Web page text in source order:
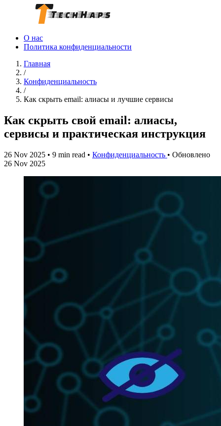
О нас
Политика конфиденциальности
Главная
/
Конфиденциальность
/
Как скрыть email: алиасы и лучшие сервисы
Как скрыть свой email: алиасы,
сервисы и практическая инструкция
26 Nov 2025 • 9 min read • Конфиденциальность • Обновлено
26 Nov 2025